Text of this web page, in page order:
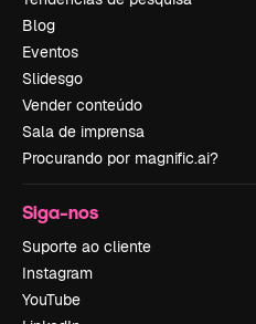
Blog
Eventos
Slidesgo
Vender conteúdo
Sala de imprensa
Procurando por magnific.ai?
Siga-nos
Suporte ao cliente
Instagram
YouTube